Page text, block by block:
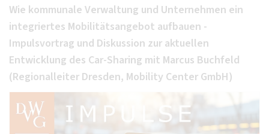
Wie kommunale Verwaltung und Unternehmen ein
integriertes Mobilitätsangebot aufbauen -
Impulsvortrag und Diskussion zur aktuellen
Entwicklung des Car-Sharing mit Marcus Buchfeld
(Regionalleiter Dresden, Mobility Center GmbH)